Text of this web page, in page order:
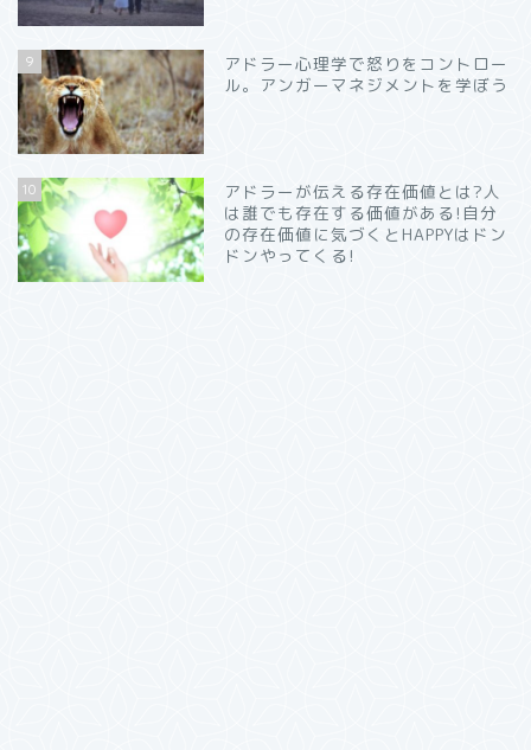
9
アドラー心理学で怒りをコントロー
ル。アンガーマネジメントを学ぼう
10
アドラーが伝える存在価値とは?人
は誰でも存在する価値がある!自分
の存在価値に気づくとHAPPYはドン
ドンやってくる!